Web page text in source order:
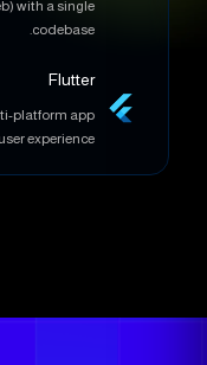
with a single
codebase.
Flutter
platform app
experience.